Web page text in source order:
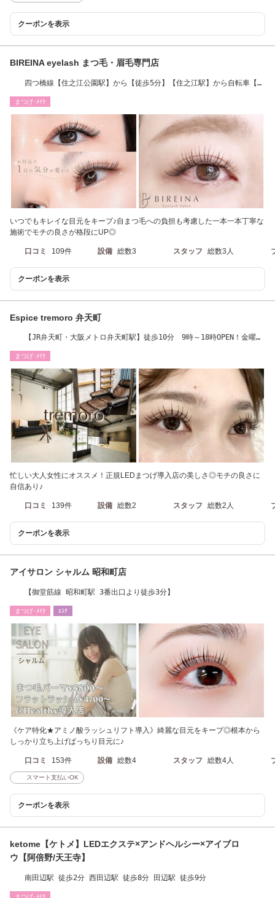
クーポンを表示
BIREINA eyelash まつ毛・眉毛専門店
四つ橋線【住之江公園駅】から【徒歩5分】【住之江駅】から自転車【7
まつげ･ﾒｲｸ
いつでもキレイな目元をキープ♪自まつ毛への負担も考慮した一本一本丁寧な
施術でモチの良さが格段にUP◎
口コミ 109件 設備 総数3 スタッフ 総数3人
クーポンを表示
Espice tremoro 弁天町
【JR弁天町・大阪メトロ弁天町駅】徒歩10分 9時～18時OPEN！金曜の
まつげ･ﾒｲｸ
忙しい大人女性にオススメ！正規LEDまつげ導入店の美しさ◎モチの良さに
自信あり♪
口コミ 139件 設備 総数2 スタッフ 総数2人
クーポンを表示
アイサロン シャルム 昭和町店
【御堂筋線 昭和町駅 3番出口より徒歩3分】
まつげ･ﾒｲｸ ｴｽﾃ
《ケア特化★アミノ酸ラッシュリフト導入》綺麗な目元をキープ◎根本から
しっかり立ち上げぱっちり目元に♪
口コミ 153件 設備 総数4 スタッフ 総数4人
スマート支払いOK
クーポンを表示
ketome【ケトメ】LEDエクステ×アンドヘルシー×アイブロ
ウ【阿倍野/天王寺】
南田辺駅 徒歩2分 西田辺駅 徒歩8分 田辺駅 徒歩9分
まつげ･ﾒｲｸ